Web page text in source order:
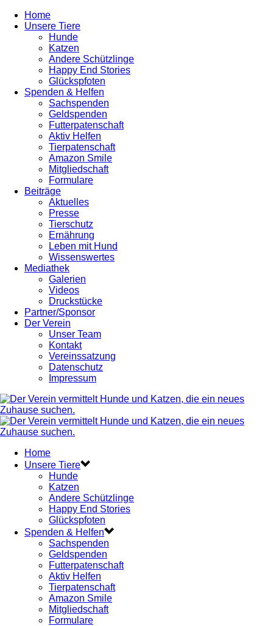
Home
Unsere Tiere
Hunde
Katzen
Andere Schützlinge
Happy End Stories
Glückspfoten
Spenden & Helfen
Sachspenden
Geldspenden
Futterpatenschaft
Aktiv Helfen
Tierpatenschaft
Amazon Smile
Mitgliedschaft
Formulare
Beiträge
Aktuelles
Presse
Tierschutz
Ernährung
Leben mit Hund
Wissenswertes
Mediathek
Galerien
Videos
Druckstücke
Partner/Sponsor
Der Verein
Unser Team
Kontakt
Vereinssatzung
Datenschutz
Impressum
Home
Unsere Tiere
Hunde
Katzen
Andere Schützlinge
Happy End Stories
Glückspfoten
Spenden & Helfen
Sachspenden
Geldspenden
Futterpatenschaft
Aktiv Helfen
Tierpatenschaft
Amazon Smile
Mitgliedschaft
Formulare